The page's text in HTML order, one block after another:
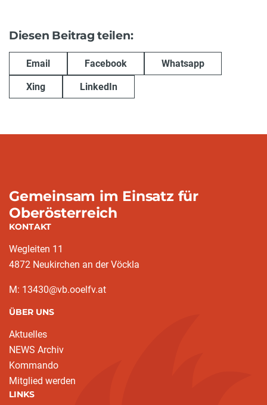
Diesen Beitrag teilen:
Email Facebook Whatsapp
Xing LinkedIn
Gemeinsam im Einsatz für
Oberösterreich
KONTAKT
Wegleiten 11
4872 Neukirchen an der Vöckla
M: 13430@vb.ooelfv.at
ÜBER UNS
Aktuelles
NEWS Archiv
Kommando
Mitglied werden
LINKS